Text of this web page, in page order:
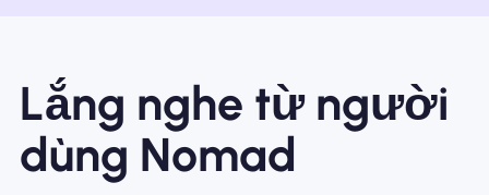
Lắng nghe từ người
dùng Nomad